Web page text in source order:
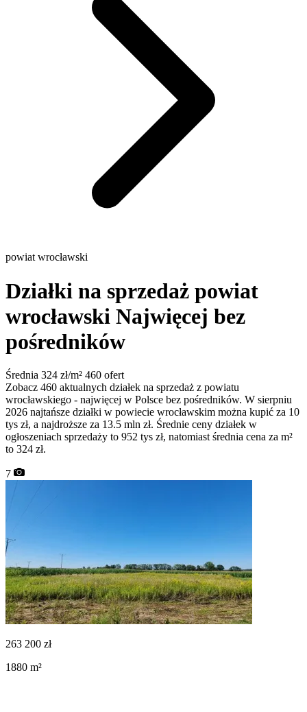
powiat wrocławski
Działki na sprzedaż powiat
wrocławski Najwięcej bez
pośredników
Średnia 324 zł/m² 460 ofert
Zobacz 460 aktualnych działek na sprzedaż z powiatu
wrocławskiego - najwięcej w Polsce bez pośredników. W sierpniu
2026 najtańsze działki w powiecie wrocławskim można kupić za 10
tys zł, a najdroższe za 13.5 mln zł. Średnie ceny działek w
ogłoszeniach sprzedaży to 952 tys zł, natomiast średnia cena za m²
to 324 zł.
7
263 200 zł
1880 m²